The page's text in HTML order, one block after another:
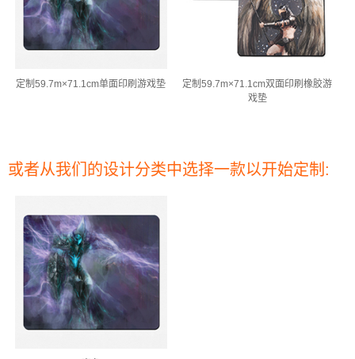
定制59.7m×71.1cm单面印刷游戏垫
定制59.7m×71.1cm双面印刷橡胶游
戏垫
或者从我们的设计分类中选择一款以开始定制: